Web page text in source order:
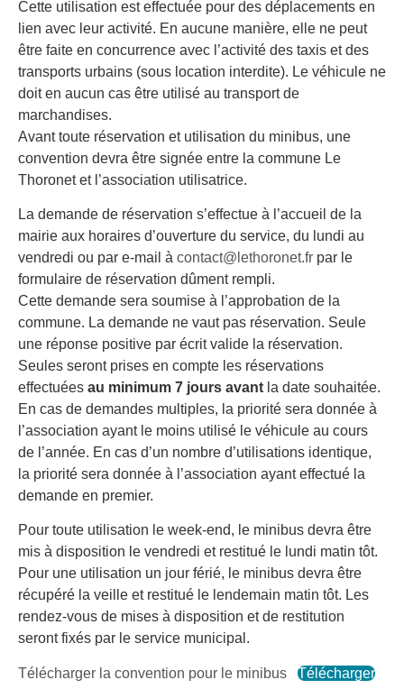
Cette utilisation est effectuée pour des déplacements en
lien avec leur activité. En aucune manière, elle ne peut
être faite en concurrence avec l’activité des taxis et des
transports urbains (sous location interdite). Le véhicule ne
doit en aucun cas être utilisé au transport de
marchandises.
Avant toute réservation et utilisation du minibus, une
convention devra être signée entre la commune Le
Thoronet et l’association utilisatrice.
La demande de réservation s’effectue à l’accueil de la
mairie aux horaires d’ouverture du service, du lundi au
vendredi ou par e-mail à contact@lethoronet.fr par le
formulaire de réservation dûment rempli.
Cette demande sera soumise à l’approbation de la
commune. La demande ne vaut pas réservation. Seule
une réponse positive par écrit valide la réservation.
Seules seront prises en compte les réservations
effectuées au minimum 7 jours avant la date souhaitée.
En cas de demandes multiples, la priorité sera donnée à
l’association ayant le moins utilisé le véhicule au cours
de l’année. En cas d’un nombre d’utilisations identique,
la priorité sera donnée à l’association ayant effectué la
demande en premier.
Pour toute utilisation le week-end, le minibus devra être
mis à disposition le vendredi et restitué le lundi matin tôt.
Pour une utilisation un jour férié, le minibus devra être
récupéré la veille et restitué le lendemain matin tôt. Les
rendez-vous de mises à disposition et de restitution
seront fixés par le service municipal.
Télécharger la convention pour le minibus
Télécharger